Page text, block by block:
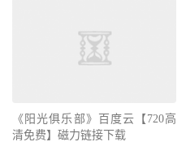
《阳光俱乐部》百度云【720高
清免费】磁力链接下载